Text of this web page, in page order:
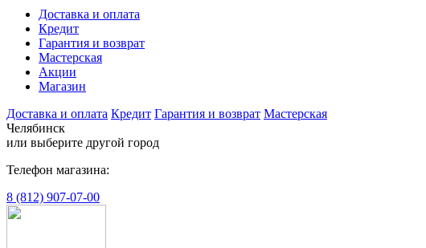
Доставка и оплата
Кредит
Гарантия и возврат
Мастерская
Акции
Магазин
Доставка и оплата Кредит Гарантия и возврат Мастерская
Челябинск
или выберите другой город
Телефон магазина:
8 (812) 907-07-00